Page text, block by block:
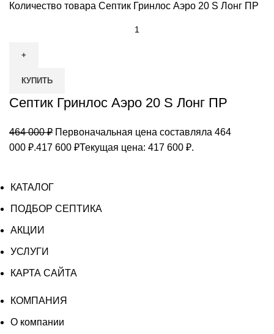
Количество товара Септик Гринлос Аэро 20 S Лонг ПР
КУПИТЬ
Септик Гринлос Аэро 20 S Лонг ПР
464 000₽ Первоначальная цена составляла 464
000 ₽.417 600 ₽Текущая цена: 417 600 ₽.
КАТАЛОГ
ПОДБОР СЕПТИКА
АКЦИИ
УСЛУГИ
КАРТА САЙТА
КОМПАНИЯ
О компании